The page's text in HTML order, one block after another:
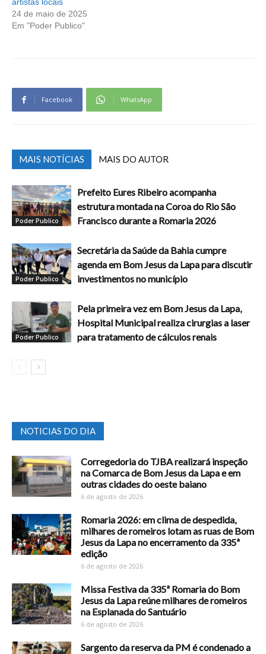
24 de maio de 2025
Em "Poder Publico"
Facebook WhatsApp
MAIS NOTÍCIAS MAIS DO AUTOR
Poder Publico
Prefeito Eures Ribeiro acompanha
estrutura montada na Coroa do Rio São
Francisco durante a Romaria 2026
Poder Publico
Secretária da Saúde da Bahia cumpre
agenda em Bom Jesus da Lapa para discutir
investimentos no município
Poder Publico
Pela primeira vez em Bom Jesus da Lapa,
Hospital Municipal realiza cirurgias a laser
para tratamento de cálculos renais
NOTICIAS DO DIA
Corregedoria do TJBA realizará inspeção
na Comarca de Bom Jesus da Lapa e em
outras cidades do oeste baiano
6 de agosto de 2026
Romaria 2026: em clima de despedida,
milhares de romeiros lotam as ruas de Bom
Jesus da Lapa no encerramento da 335ª
edição
6 de agosto de 2026
Missa Festiva da 335ª Romaria do Bom
Jesus da Lapa reúne milhares de romeiros
na Esplanada do Santuário
6 de agosto de 2026
Sargento da reserva da PM é condenado a